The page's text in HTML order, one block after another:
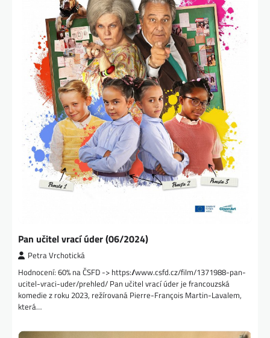
Pan učitel vrací úder (06/2024)
Petra Vrchotická
Hodnocení: 60% na ČSFD -> https://www.csfd.cz/film/1371988-pan-
ucitel-vraci-uder/prehled/ Pan učitel vrací úder je francouzská
komedie z roku 2023, režírovaná Pierre-François Martin-Lavalem,
která…